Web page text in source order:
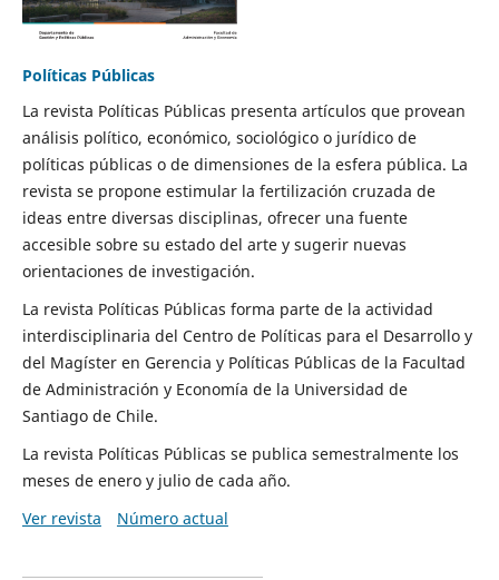
Políticas Públicas
La revista Políticas Públicas presenta artículos que provean
análisis político, económico, sociológico o jurídico de
políticas públicas o de dimensiones de la esfera pública. La
revista se propone estimular la fertilización cruzada de
ideas entre diversas disciplinas, ofrecer una fuente
accesible sobre su estado del arte y sugerir nuevas
orientaciones de investigación.
La revista Políticas Públicas forma parte de la actividad
interdisciplinaria del Centro de Políticas para el Desarrollo y
del Magíster en Gerencia y Políticas Públicas de la Facultad
de Administración y Economía de la Universidad de
Santiago de Chile.
La revista Políticas Públicas se publica semestralmente los
meses de enero y julio de cada año.
Ver revista
Número actual